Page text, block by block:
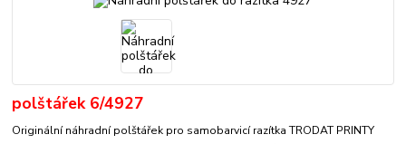
polštářek 6/4927
Originální náhradní polštářek pro samobarvicí razítka TRODAT PRINTY